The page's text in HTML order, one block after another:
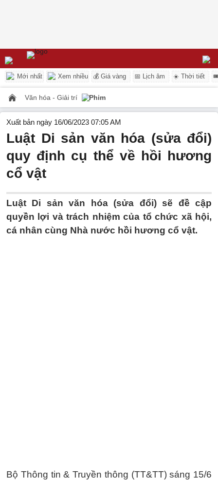
Mới nhất Xem nhiều 💰 Giá vàng 📅 Lịch âm ☀️ Thời tiết
Văn hóa - Giải trí Phim
Xuất bản ngày 16/06/2023 07:05 AM
Luật Di sản văn hóa (sửa đổi)
quy định cụ thể về hồi hương
cổ vật
Luật Di sản văn hóa (sửa đổi) sẽ đề cập
quyền lợi và trách nhiệm của tổ chức xã hội,
cá nhân cùng Nhà nước hồi hương cổ vật.
Bộ Thông tin & Truyền thông (TT&TT) sáng 15/6